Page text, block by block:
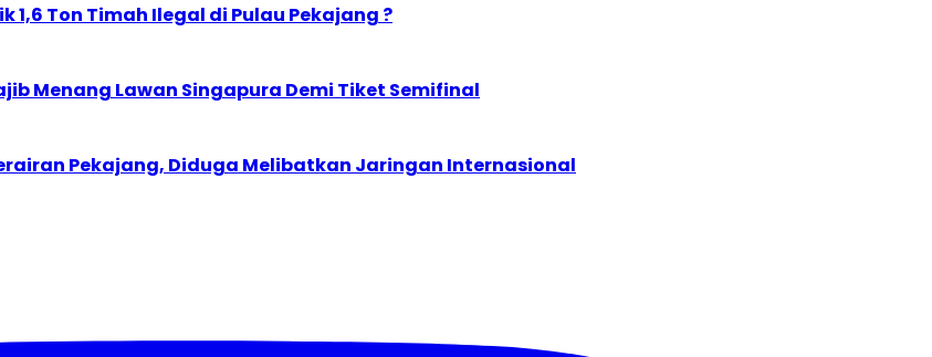
1,6 Ton Timah Ilegal di Pulau Pekajang ?
Menang Lawan Singapura Demi Tiket Semifinal
Pekajang, Diduga Melibatkan Jaringan Internasional